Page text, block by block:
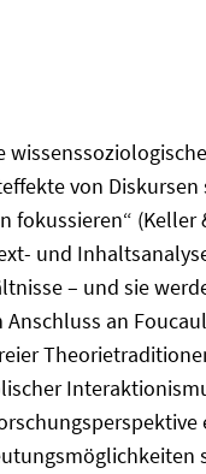
von Diskursen
(Keller
und
– und sie
an